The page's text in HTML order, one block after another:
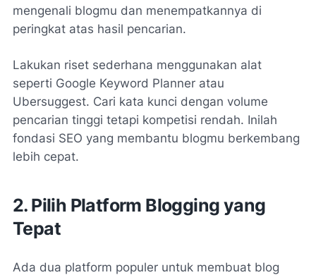
mengenali blogmu dan menempatkannya di
peringkat atas hasil pencarian.
Lakukan riset sederhana menggunakan alat
seperti Google Keyword Planner atau
Ubersuggest. Cari kata kunci dengan volume
pencarian tinggi tetapi kompetisi rendah. Inilah
fondasi SEO yang membantu blogmu berkembang
lebih cepat.
2. Pilih Platform Blogging yang
Tepat
Ada dua platform populer untuk membuat blog